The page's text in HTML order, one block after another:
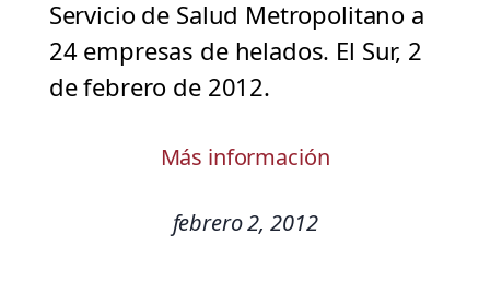
Servicio de Salud Metropolitano a
24 empresas de helados. El Sur, 2
de febrero de 2012.
Más información
febrero 2, 2012